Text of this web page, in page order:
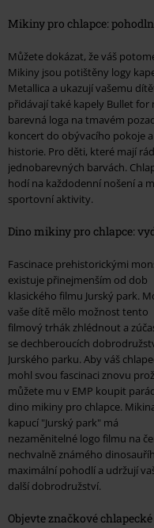
Mikiny pro chlapce:
Můžete dokázat, že váš
Mikiny jsou potištěny logy
Metallica a ukazují vašemu
přidávají také kapely Bullet for
barevná loga na tmavém
koncert do obývacího pokoje
historie. Pro děti, které mají
jednobarevných barvách.
hodí na každodenní nošení a
sportovní aktivity.
Dino mikiny pro chlapce:
Fascinace prehistorickými
existuje přinejmenším od dob
klasického filmu Jurský park.
vaše dítě mělo možnost tento
filmový trhák zhlédnout a
se dechberoucích
Jurského parku. Aby váš
mohl svou fascinaci znovu
můžete mu v EMP koupit
dino mikiny pro chlapce.
kapucí "Jurský park" má
nezaměnitelné logo filmu na
nechvalně známého
maximální pohodlí a udržují
další dobrodružství.
Objevte značkové